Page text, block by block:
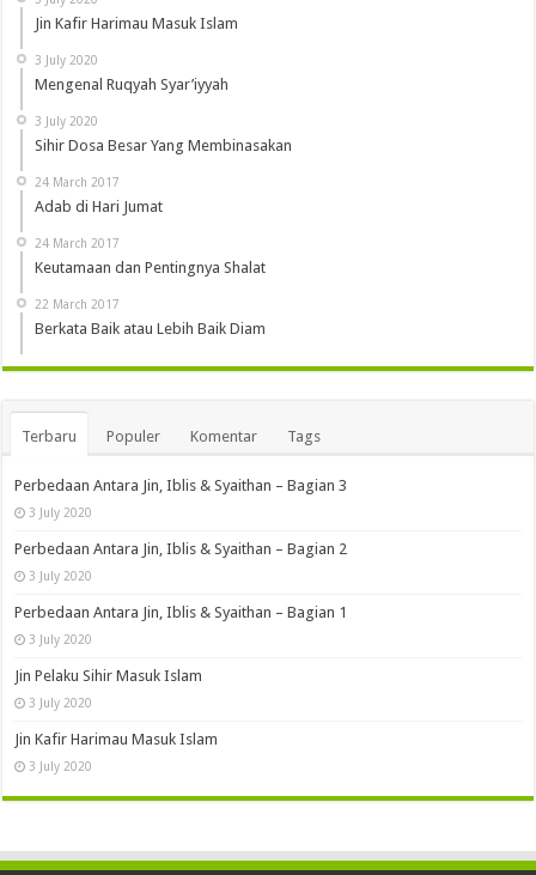
Jin Kafir Harimau Masuk Islam
3 July 2020
Mengenal Ruqyah Syar’iyyah
3 July 2020
Sihir Dosa Besar Yang Membinasakan
24 March 2017
Adab di Hari Jumat
24 March 2017
Keutamaan dan Pentingnya Shalat
22 March 2017
Berkata Baik atau Lebih Baik Diam
Terbaru Populer Komentar Tags
Perbedaan Antara Jin, Iblis & Syaithan – Bagian 3
3 July 2020
Perbedaan Antara Jin, Iblis & Syaithan – Bagian 2
3 July 2020
Perbedaan Antara Jin, Iblis & Syaithan – Bagian 1
3 July 2020
Jin Pelaku Sihir Masuk Islam
3 July 2020
Jin Kafir Harimau Masuk Islam
3 July 2020